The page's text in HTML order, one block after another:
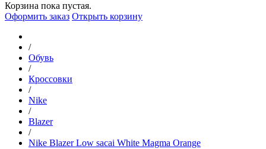
Корзина пока пустая.
Оформить заказ Открыть корзину
/
Обувь
/
Кроссовки
/
Nike
/
Blazer
/
Nike Blazer Low sacai White Magma Orange